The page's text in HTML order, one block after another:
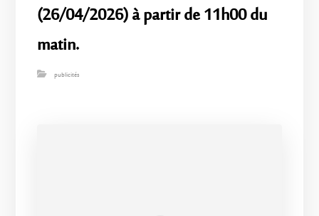
(26/04/2026) à partir de 11h00 du
matin.
publicités